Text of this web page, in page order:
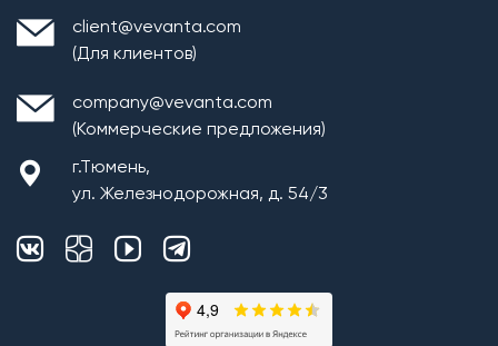
client@vevanta.com
(Для клиентов)
company@vevanta.com
(Коммерческие предложения)
г.Тюмень,
ул. Железнодорожная, д. 54/3